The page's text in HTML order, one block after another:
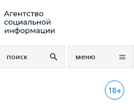
поиск меню
18+